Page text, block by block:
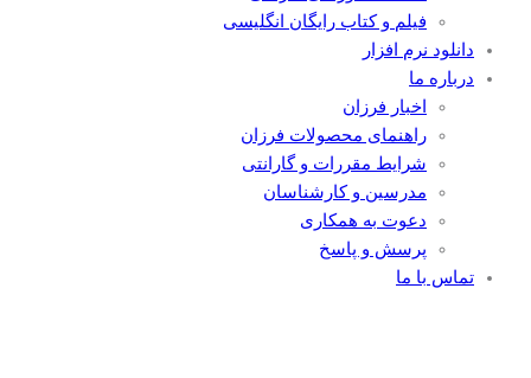
فیلم و کتاب رایگان انگلیسی
دانلود نرم افزار
درباره ما
اخبار فرزان
راهنمای محصولات فرزان
شرایط مقررات و گارانتی
مدرسین و کارشناسان
دعوت به همکاری
پرسش و پاسخ
تماس با ما